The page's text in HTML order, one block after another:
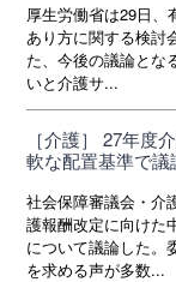
厚生労働省は29日、
あり方に関する検討
た、今後の議論とな
いと介護サ...
［介護］ 27年度
軟な配置基準で議
社会保障審議会・介
護報酬改定に向けた
について議論した。
を求める声が多数...